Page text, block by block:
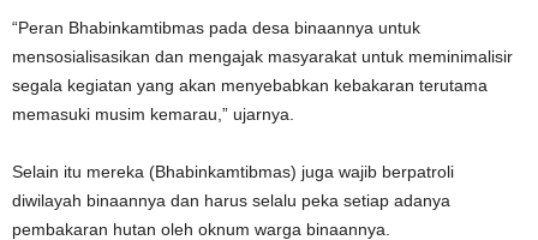
“Peran Bhabinkamtibmas pada desa binaannya untuk
mensosialisasikan dan mengajak masyarakat untuk meminimalisir
segala kegiatan yang akan menyebabkan kebakaran terutama
memasuki musim kemarau,” ujarnya.
Selain itu mereka (Bhabinkamtibmas) juga wajib berpatroli
diwilayah binaannya dan harus selalu peka setiap adanya
pembakaran hutan oleh oknum warga binaannya.